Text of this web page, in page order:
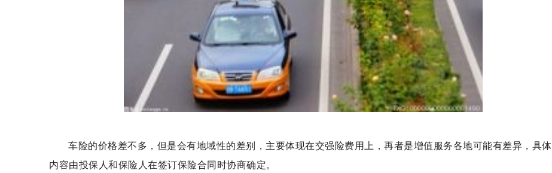
车险的价格差不多，但是会有地域性的差别，主要体现在交强险费用上，再者是增值服务各地可能有差异，具体
内容由投保人和保险人在签订保险合同时协商确定。